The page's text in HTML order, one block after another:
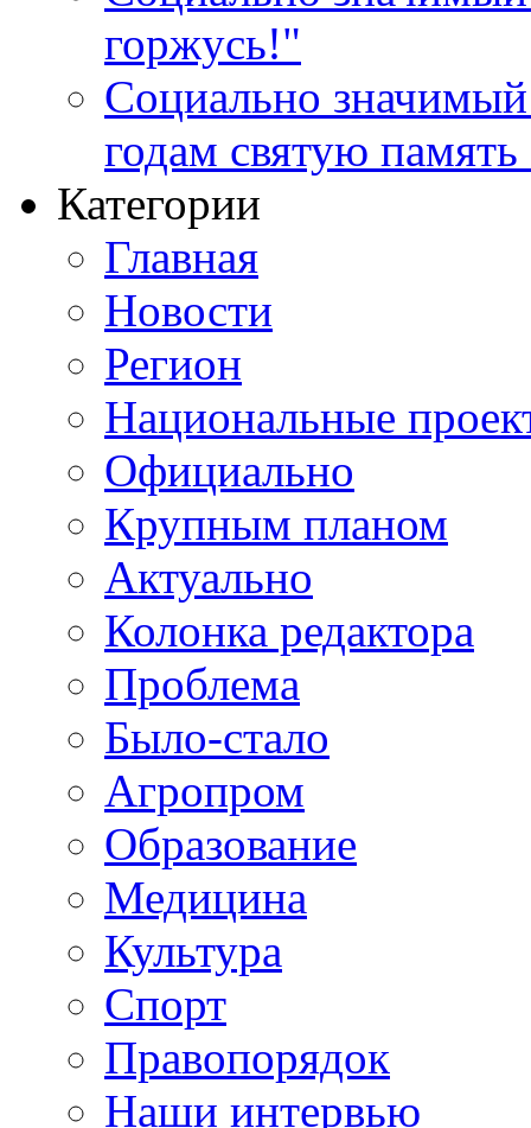
горжусь!"
Социально
годам святую
Категории
Главная
Новости
Регион
Национальные
Официально
Крупным планом
Актуально
Колонка редактора
Проблема
Было-стало
Агропром
Образование
Медицина
Культура
Спорт
Правопорядок
Наши интервью